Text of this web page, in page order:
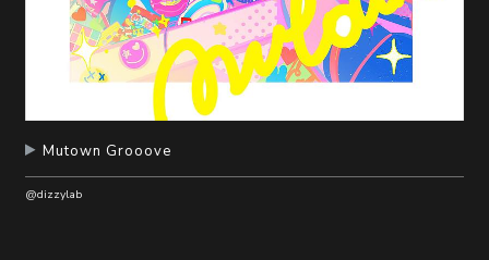
Mutown Grooove
@dizzylab